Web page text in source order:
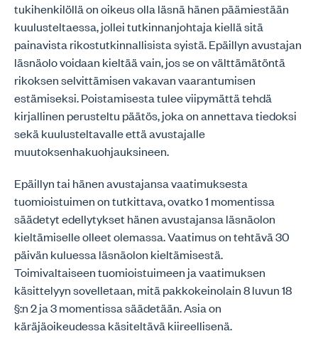
tukihenkilöllä on oikeus olla läsnä hänen päämiestään
kuulusteltaessa, jollei tutkinnanjohtaja kiellä sitä
painavista rikostutkinnallisista syistä. Epäillyn avustajan
läsnäolo voidaan kieltää vain, jos se on välttämätöntä
rikoksen selvittämisen vakavan vaarantumisen
estämiseksi. Poistamisesta tulee viipymättä tehdä
kirjallinen perusteltu päätös, joka on annettava tiedoksi
sekä kuulusteltavalle että avustajalle
muutoksenhakuohjauksineen.
Epäillyn tai hänen avustajansa vaatimuksesta
tuomioistuimen on tutkittava, ovatko 1 momentissa
säädetyt edellytykset hänen avustajansa läsnäolon
kieltämiselle olleet olemassa. Vaatimus on tehtävä 30
päivän kuluessa läsnäolon kieltämisestä.
Toimivaltaiseen tuomioistuimeen ja vaatimuksen
käsittelyyn sovelletaan, mitä pakkokeinolain 8 luvun 18
§:n 2 ja 3 momentissa säädetään. Asia on
käräjäoikeudessa käsiteltävä kiireellisenä.